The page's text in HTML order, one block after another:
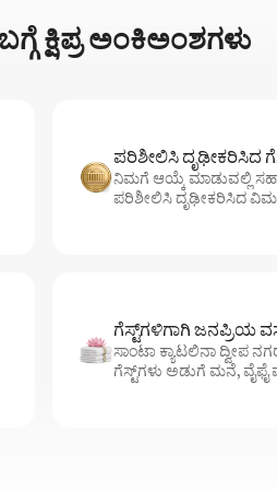
ಕ್ಷಿಪ್ರ ಅಂಕಿಅಂಶಗಳು
ಪರಿಶೀಲಿಸಿ ದೃಢೀಕರಿಸಿದ
ನಿಮಗೆ ಆಯ್ಕೆ ಮಾಡುವಲ್ಲಿ
ಪರಿಶೀಲಿಸಿ ದೃಢೀಕರಿಸಿದ
ಗೆಸ್ಟ್‌ಗಳಿಗಾಗಿ ಜನಪ್ರಿಯ
ಸಾಂಟಾ ಕ್ಯಾಟಲಿನಾ ದ್ವೀಪ
ಗೆಸ್ಟ್‌ಗಳು ಅಡುಗೆ ಮನೆ, ವೈಫೈ